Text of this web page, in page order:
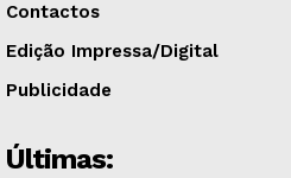
Contactos
Edição Impressa/Digital
Publicidade
Últimas: